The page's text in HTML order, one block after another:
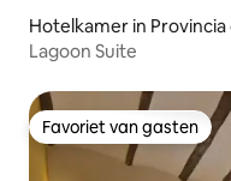
Hotelkamer in
Lagoon Suite
Favoriet van gasten
Favoriet van gasten